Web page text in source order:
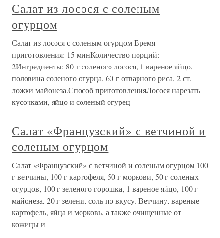
Салат из лосося с соленым
огурцом
Салат из лосося с соленым огурцом Время
приготовления: 15 минКоличество порций:
2Ингредиенты: 80 г соленого лосося, 1 вареное яйцо,
половина соленого огурца, 60 г отварного риса, 2 ст.
ложки майонеза.Способ приготовленияЛосося нарезать
кусочками, яйцо и соленый огурец —
Салат «Французский» с ветчиной и
соленым огурцом
Салат «Французский» с ветчиной и соленым огурцом 100
г ветчины, 100 г картофеля, 50 г моркови, 50 г соленых
огурцов, 100 г зеленого горошка, 1 вареное яйцо, 100 г
майонеза, 20 г зелени, соль по вкусу. Ветчину, вареные
картофель, яйца и морковь, а также очищенные от
кожицы и